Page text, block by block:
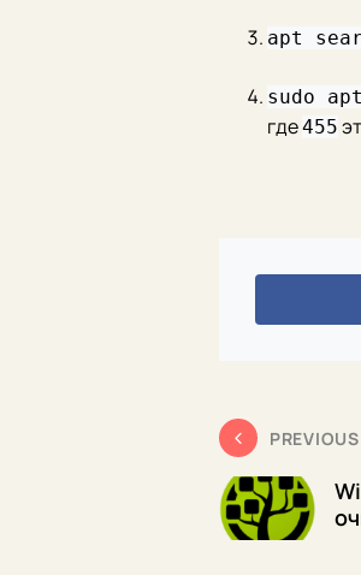
apt
sudo
где455